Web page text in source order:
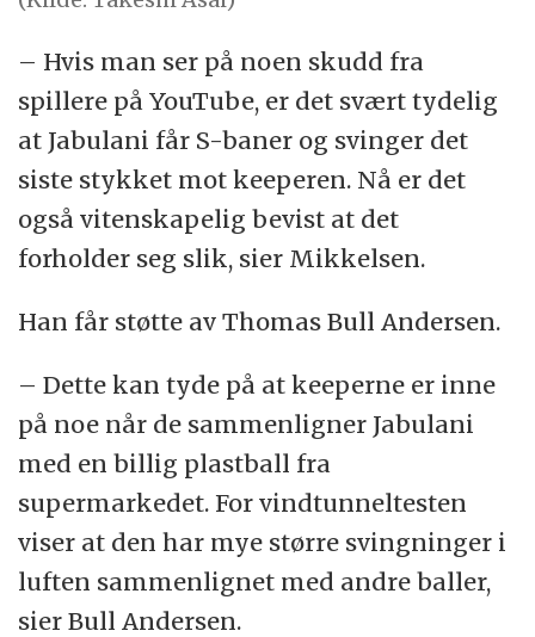
– Hvis man ser på noen skudd fra
spillere på YouTube, er det svært tydelig
at Jabulani får S-baner og svinger det
siste stykket mot keeperen. Nå er det
også vitenskapelig bevist at det
forholder seg slik, sier Mikkelsen.
Han får støtte av Thomas Bull Andersen.
– Dette kan tyde på at keeperne er inne
på noe når de sammenligner Jabulani
med en billig plastball fra
supermarkedet. For vindtunneltesten
viser at den har mye større svingninger i
luften sammenlignet med andre baller,
sier Bull Andersen.